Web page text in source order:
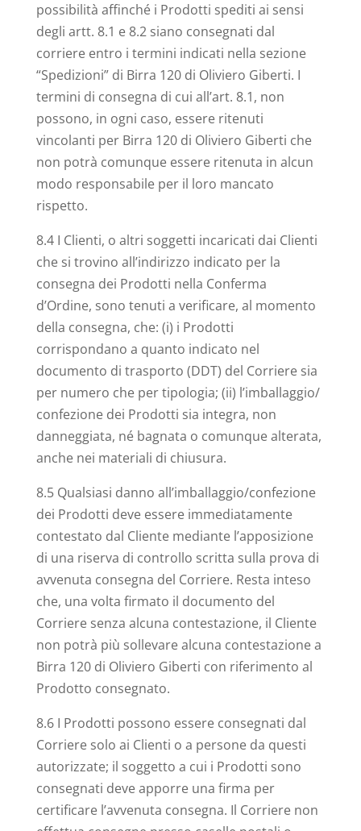
possibilità affinché i Prodotti spediti ai sensi
degli artt. 8.1 e 8.2 siano consegnati dal
corriere entro i termini indicati nella sezione
“Spedizioni” di Birra 120 di Oliviero Giberti. I
termini di consegna di cui all’art. 8.1, non
possono, in ogni caso, essere ritenuti
vincolanti per Birra 120 di Oliviero Giberti che
non potrà comunque essere ritenuta in alcun
modo responsabile per il loro mancato
rispetto.
8.4 I Clienti, o altri soggetti incaricati dai Clienti
che si trovino all’indirizzo indicato per la
consegna dei Prodotti nella Conferma
d’Ordine, sono tenuti a verificare, al momento
della consegna, che: (i) i Prodotti
corrispondano a quanto indicato nel
documento di trasporto (DDT) del Corriere sia
per numero che per tipologia; (ii) l’imballaggio/
confezione dei Prodotti sia integra, non
danneggiata, né bagnata o comunque alterata,
anche nei materiali di chiusura.
8.5 Qualsiasi danno all’imballaggio/confezione
dei Prodotti deve essere immediatamente
contestato dal Cliente mediante l’apposizione
di una riserva di controllo scritta sulla prova di
avvenuta consegna del Corriere. Resta inteso
che, una volta firmato il documento del
Corriere senza alcuna contestazione, il Cliente
non potrà più sollevare alcuna contestazione a
Birra 120 di Oliviero Giberti con riferimento al
Prodotto consegnato.
8.6 I Prodotti possono essere consegnati dal
Corriere solo ai Clienti o a persone da questi
autorizzate; il soggetto a cui i Prodotti sono
consegnati deve apporre una firma per
certificare l’avvenuta consegna. Il Corriere non